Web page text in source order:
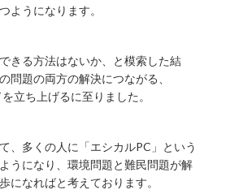
ようになります。
きる方法はないか、と模索した結
問題の両方の解決につながる、
立ち上げるに至りました。
、多くの人に「エシカルPC」という
うになり、環境問題と難民問題が解
になればと考えております。